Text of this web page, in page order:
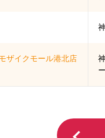
ザイクモール港北店